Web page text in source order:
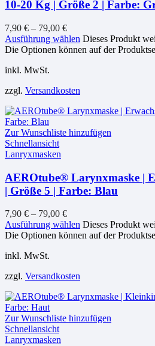
10-20 Kg | Größe 2 | Farbe:
7,90 € – 79,00 €
Ausführung wählen Dieses Produkt
Die Optionen können auf der
inkl. MwSt.
zzgl. Versandkosten
Zur Wunschliste hinzufügen
Schnellansicht
Lanryxmasken
AEROtube® Larynxmaske |
| Größe 5 | Farbe: Blau
7,90 € – 79,00 €
Ausführung wählen Dieses Produkt
Die Optionen können auf der
inkl. MwSt.
zzgl. Versandkosten
Zur Wunschliste hinzufügen
Schnellansicht
Lanryxmasken